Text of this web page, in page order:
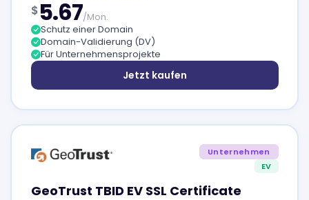
$5.67/Mon.
Schutz einer Domain
Domain-Validierung (DV)
Für Unternehmensprojekte
Jetzt kaufen
Unternehmen
EV
GeoTrust TBID EV SSL Certificate